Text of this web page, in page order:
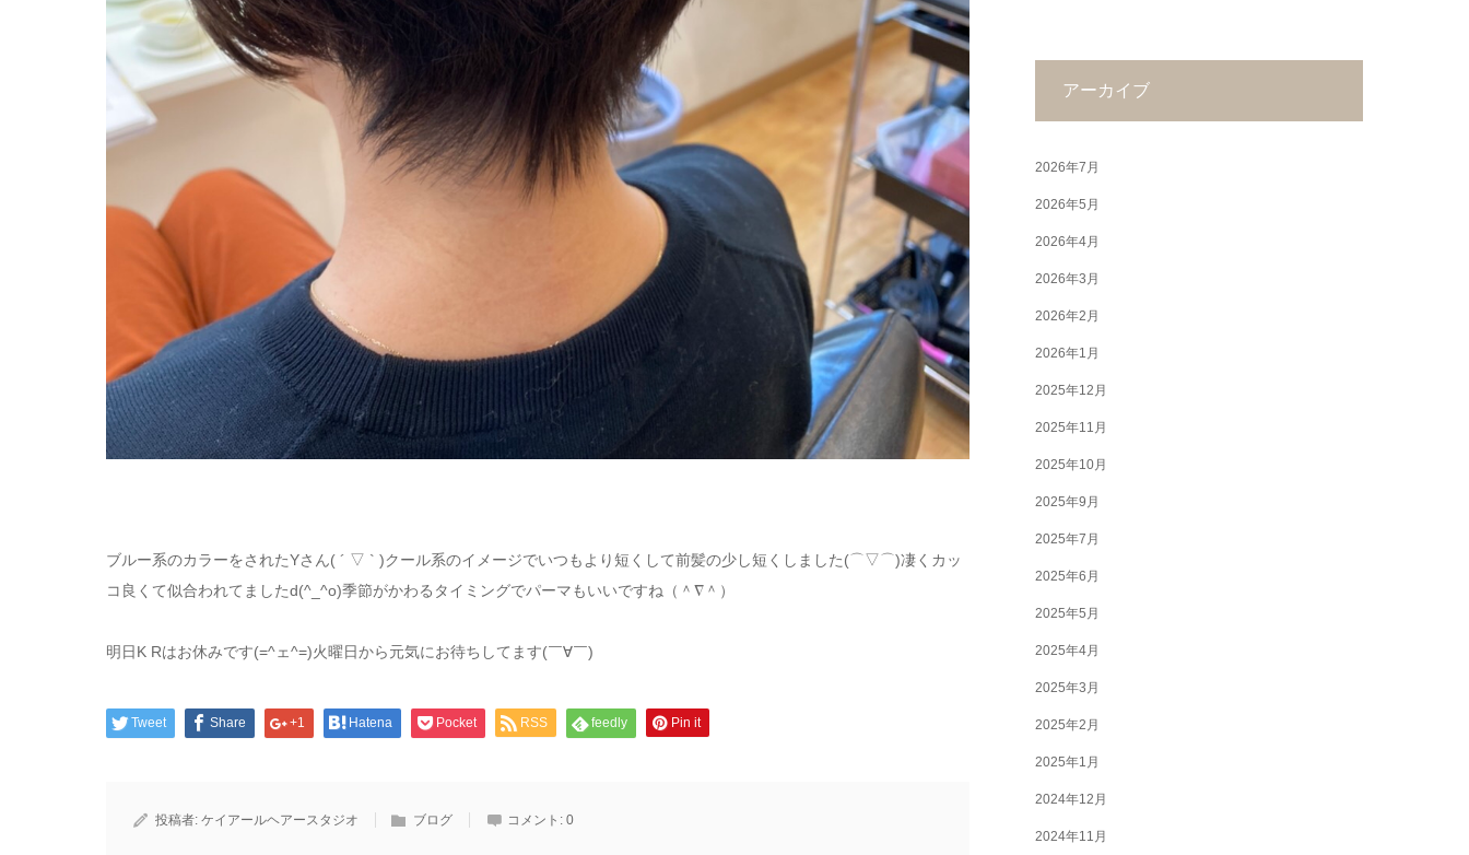
ブルー系のカラーをされたYさん( ´ ▽ ` )クール系のイメージでいつもより短くして前髪の少し短くしました(⌒▽⌒)凄くカッ
コ良くて似合われてましたd(^_^o)季節がかわるタイミングでパーマもいいですね（＾∇＾）
明日K Rはお休みです(=^ェ^=)火曜日から元気にお待ちしてます(￣∀￣)
Tweet Share +1 Hatena Pocket RSS feedly Pin it
投稿者: ケイアールヘアースタジオ ブログ コメント: 0
アーカイブ
2026年7月
2026年5月
2026年4月
2026年3月
2026年2月
2026年1月
2025年12月
2025年11月
2025年10月
2025年9月
2025年7月
2025年6月
2025年5月
2025年4月
2025年3月
2025年2月
2025年1月
2024年12月
2024年11月